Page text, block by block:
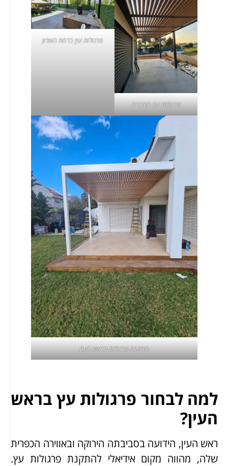
פרגולות עץ בטבריה
פרגולות עץ ברמת השרון
התקנהפרגולות בראש העין
למה לבחור פרגולות עץ בראש
העין?
ראש העין, הידועה בסביבתה הירוקה ובאווירה הכפרית
שלה, מהווה מקום אידיאלי להתקנת פרגולות עץ.